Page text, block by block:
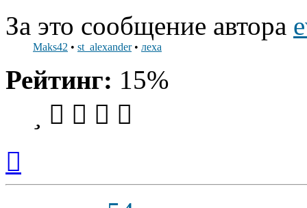
За это сообщение автора
Maks42 • st_alexander• леха
Рейтинг: 15%
началу